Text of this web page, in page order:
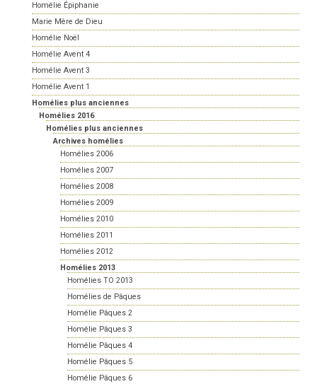
Homélie Épiphanie
Marie Mère de Dieu
Homélie Noël
Homélie Avent 4
Homélie Avent 3
Homélie Avent 1
Homélies plus anciennes
Homélies 2016
Homélies plus anciennes
Archives homélies
Homélies 2006
Homélies 2007
Homélies 2008
Homélies 2009
Homélies 2010
Homélies 2011
Homélies 2012
Homélies 2013
Homélies TO 2013
Homélies de Pâques
Homélie Pâques 2
Homélie Pâques 3
Homélie Pâques 4
Homélie Pâques 5
Homélie Pâques 6